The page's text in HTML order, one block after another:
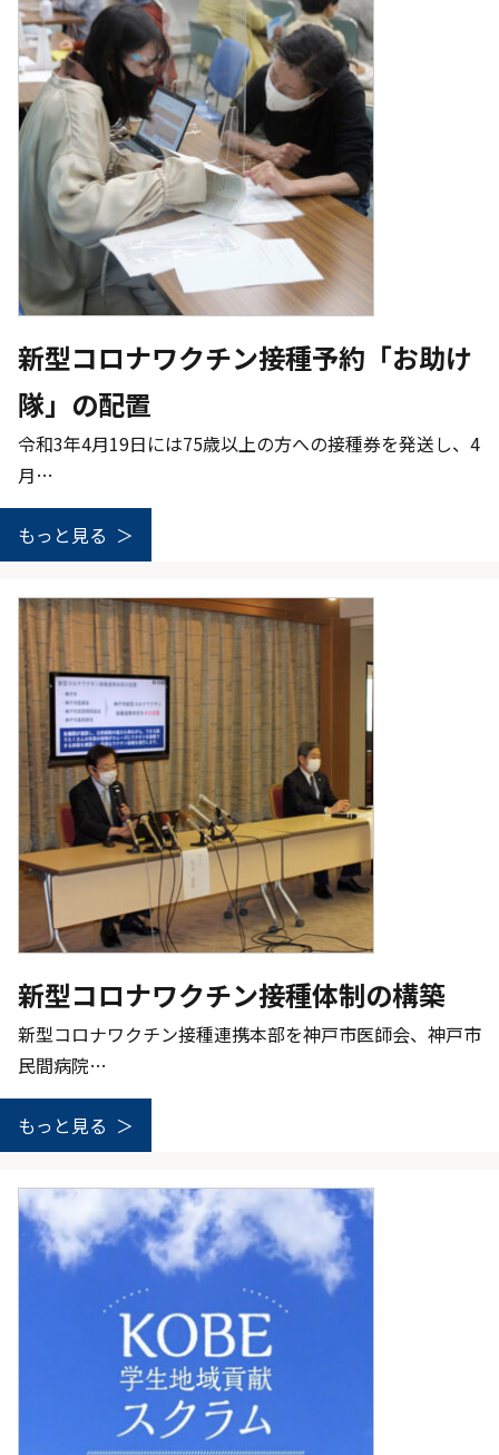
新型コロナワクチン接種予約「お助け
隊」の配置
令和3年4月19日には75歳以上の方への接種券を発送し、4
月…
もっと見る
新型コロナワクチン接種体制の構築
新型コロナワクチン接種連携本部を神戸市医師会、神戸市
民間病院…
もっと見る